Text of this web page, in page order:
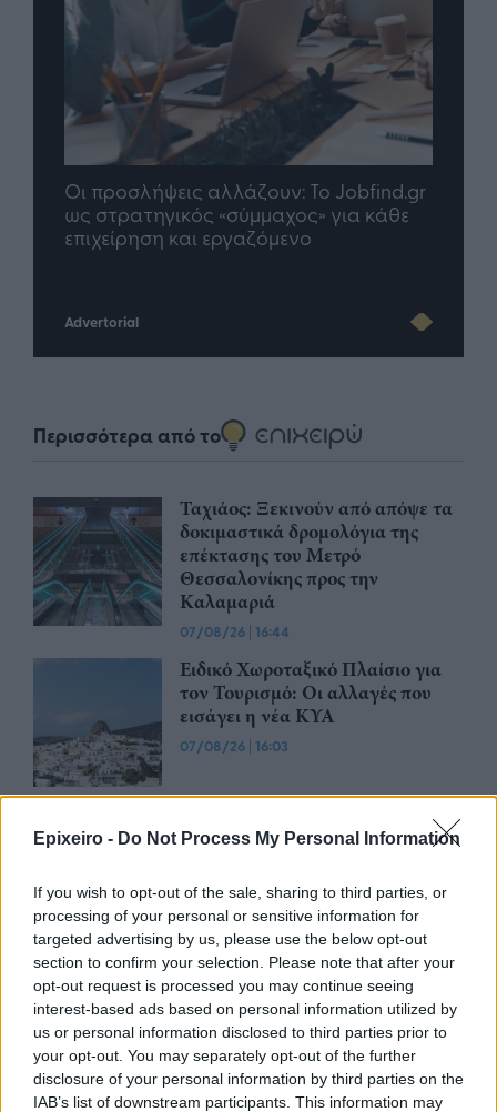
Epixeiro - Do Not Process My Personal Information
If you wish to opt-out of the sale, sharing to third parties, or
processing of your personal or sensitive information for
targeted advertising by us, please use the below opt-out
section to confirm your selection. Please note that after your
opt-out request is processed you may continue seeing
interest-based ads based on personal information utilized by
us or personal information disclosed to third parties prior to
your opt-out. You may separately opt-out of the further
disclosure of your personal information by third parties on the
IAB’s list of downstream participants. This information may
To Jobfind.gr
για κάθε
TP Greece: Πώς διαμορφώνεται το
μέλλον του Insurance στην εποχή
Advertorial
Περισσότερα από το
Ταχιάος: Ξεκινούν από απόψε τα
δοκιμαστικά δρομολόγια της
επέκτασης του Μετρό
Θεσσαλονίκης προς την
Καλαμαριά
07/08/26 | 16:44
Ειδικό Χωροταξικό Πλαίσιο για
τον Τουρισμό: Οι αλλαγές που
εισάγει η νέα ΚΥΑ
07/08/26 | 16:03
Συστήματα Αεροναυτιλίας του
Ηρακλείου Κρήτης στο Καστέλλι
07/08/26 15:16
Δημόσιο: Άκυρες από 1η
Οκτωβρίου οι εγκύκλιοι που δεν
θα αναρτώνται στις ιστοσελίδες
των φορέων
07/08/26|13:52